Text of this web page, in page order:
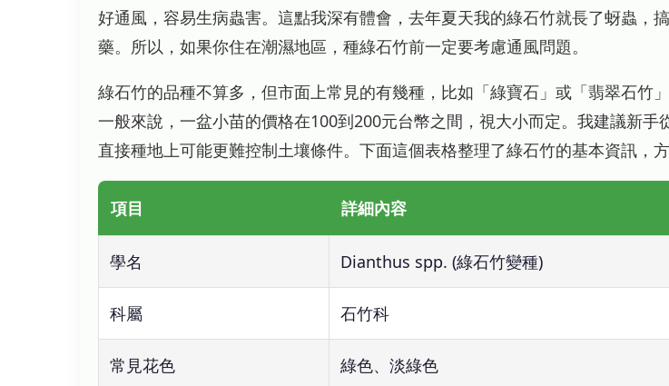
好通風，容易生病蟲害。這點我深有體會，去年夏天我的綠石竹就長了蚜蟲，
藥。所以，如果你住在潮濕地區，種綠石竹前一定要考慮通風問題。
綠石竹的品種不算多，但市面上常見的有幾種，比如「綠寶石」或「翡翠石竹」
一般來說，一盆小苗的價格在100到200元台幣之間，視大小而定。我建議新手
直接種地上可能更難控制土壤條件。下面這個表格整理了綠石竹的基本資訊，方
項目 詳細內容
學名 Dianthus spp. (綠石竹變種)
科屬 石竹科
常見花色 綠色、淡綠色